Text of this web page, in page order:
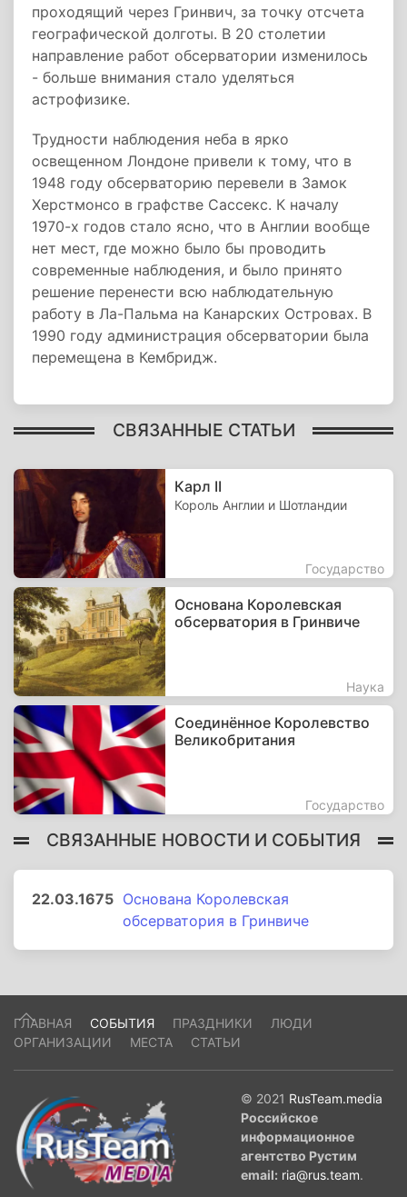
проходящий через Гринвич, за точку отсчета
географической долготы. В 20 столетии
направление работ обсерватории изменилось
- больше внимания стало уделяться
астрофизике.
Трудности наблюдения неба в ярко
освещенном Лондоне привели к тому, что в
1948 году обсерваторию перевели в Замок
Хeрстмонсо в графстве Сассекс. К началу
1970-х годов стало ясно, что в Англии вообще
нет мест, где можно было бы проводить
современные наблюдения, и было принято
решение перенести всю наблюдательную
работу в Ла-Пальма на Канарских Островах. В
1990 году администрация обсерватории была
перемещена в Кембридж.
СВЯЗАННЫЕ СТАТЬИ
Карл II
Король Англии и Шотландии
Государство
Основана Королевская
обсерватория в Гринвиче
Наука
Соединённое Королевство
Великобритания
Государство
СВЯЗАННЫЕ НОВОСТИ И СОБЫТИЯ
22.03.1675 Основана Королевская
обсерватория в Гринвиче
ГЛАВНАЯ СОБЫТИЯ ПРАЗДНИКИ
ЛЮДИ
ОРГАНИЗАЦИИ
МЕСТА СТАТЬИ
© 2021 RusTeam.media
Российское
информационное
агентство Рустим
email: ria@rus.team.